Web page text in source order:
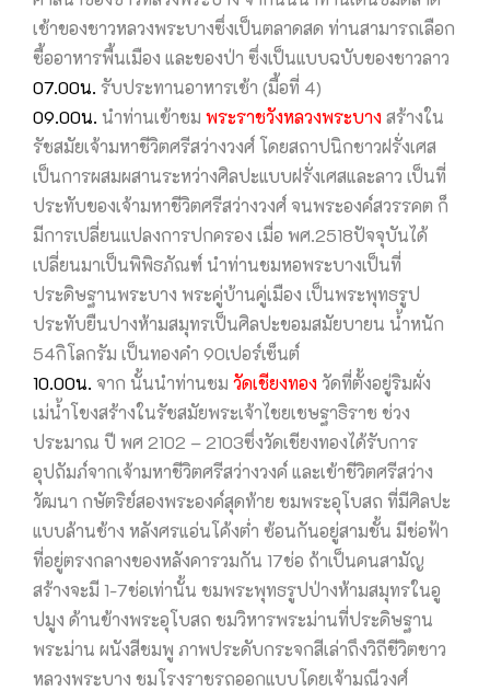
เช้าของชาวหลวงพระบางซึ่งเป็นตลาดสด ท่านสามารถเลือก
ซื้ออาหารพื้นเมือง และของป่า ซึ่งเป็นแบบฉบับของชาวลาว
07.00น. รับประทานอาหารเช้า (มื้อที่ 4)
09.00น. นำท่านเข้าชม พระราชวังหลวงพระบางสร้างใน
รัชสมัยเจ้ามหาชีวิตศรีสว่างวงศ์ โดยสถาปนิกชาวฝรั่งเศส
เป็นการผสมผสานระหว่างศิลปะแบบฝรั่งเศสและลาว เป็นที่
ประทับของเจ้ามหาชีวิตศรีสว่างวงศ์ จนพระองค์สวรรคต ก็
มีการเปลี่ยนแปลงการปกครอง เมื่อ พศ.2518ปัจจุบันได้
เปลี่ยนมาเป็นพิพิธภัณฑ์ นำท่านชมหอพระบางเป็นที่
ประดิษฐานพระบาง พระคู่บ้านคู่เมือง เป็นพระพุทธรูป
ประทับยืนปางห้ามสมุทรเป็นศิลปะขอมสมัยบายน น้ำหนัก
54กิโลกรัม เป็นทองคำ 90เปอร์เซ็นต์
10.00น. จาก นั้นนำท่านชม วัดเชียงทองวัดที่ตั้งอยู่ริมผั่ง
เม่น้ำโขงสร้างในรัชสมัยพระเจ้าไชยเชษฐาธิราช ช่วง
ประมาณ ปี พศ 2102 – 2103ซึ่งวัดเชียงทองได้รับการ
อุปถัมภ์จากเจ้ามหาชีวิตศรีสว่างวงค์ และเข้าชีวิตศรีสว่าง
วัฒนา กษัตริย์สองพระองค์สุดท้าย ชมพระอุโบสถ ที่มีศิลปะ
แบบล้านช้าง หลังศรแอ่นโค้งต่ำ ซ้อนกันอยู่สามชั้น มีช่อฟ้า
ที่อยู่ตรงกลางของหลังคารวมกัน 17ช่อ ถ้าเป็นคนสามัญ
สร้างจะมี 1-7ช่อเท่านั้น ชมพระพุทธรูปป่างห้ามสมุทรในอู
ปมูง ด้านข้างพระอุโบสถ ชมวิหารพระม่านที่ประดิษฐาน
พระม่าน ผนังสีชมพู ภาพประดับกระจกสีเล่าถึงวิถีชีวิตชาว
หลวงพระบาง ชมโรงราชรถออกแบบโดยเจ้ามณีวงศ์